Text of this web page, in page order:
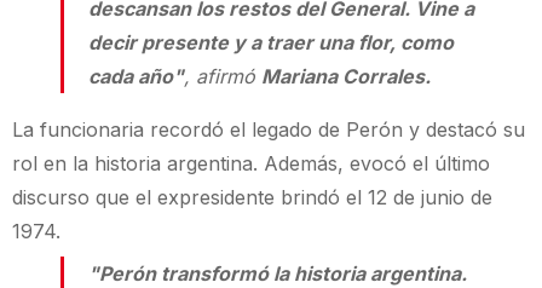
descansan los restos del General. Vine a
decir presente y a traer una flor, como
cada año", afirmó Mariana Corrales.
La funcionaria recordó el legado de Perón y destacó su
rol en la historia argentina. Además, evocó el último
discurso que el expresidente brindó el 12 de junio de
1974.
"Perón transformó la historia argentina.